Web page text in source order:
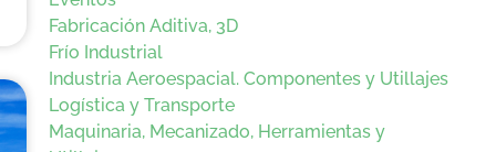
Fabricación Aditiva, 3D
Frío Industrial
Industria Aeroespacial. Componentes y Utillajes
Logística y Transporte
Maquinaria, Mecanizado, Herramientas y